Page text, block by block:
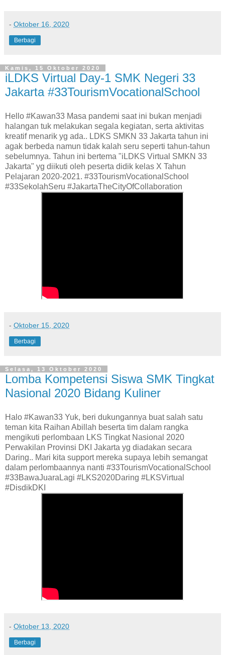
- Oktober 16, 2020
Berbagi
Kamis, 15 Oktober 2020
iLDKS Virtual Day-1 SMK Negeri 33
Jakarta #33TourismVocationalSchool
Hello #Kawan33 Masa pandemi saat ini bukan menjadi
halangan tuk melakukan segala kegiatan, serta aktivitas
kreatif menarik yg ada.. LDKS SMKN 33 Jakarta tahun ini
agak berbeda namun tidak kalah seru seperti tahun-tahun
sebelumnya. Tahun ini bertema "iLDKS Virtual SMKN 33
Jakarta" yg diikuti oleh peserta didik kelas X Tahun
Pelajaran 2020-2021. #33TourismVocationalSchool
#33SekolahSeru #JakartaTheCityOfCollaboration
- Oktober 15, 2020
Berbagi
Selasa, 13 Oktober 2020
Lomba Kompetensi Siswa SMK Tingkat
Nasional 2020 Bidang Kuliner
Halo #Kawan33 Yuk, beri dukungannya buat salah satu
teman kita Raihan Abillah beserta tim dalam rangka
mengikuti perlombaan LKS Tingkat Nasional 2020
Perwakilan Provinsi DKI Jakarta yg diadakan secara
Daring.. Mari kita support mereka supaya lebih semangat
dalam perlombaannya nanti #33TourismVocationalSchool
#33BawaJuaraLagi #LKS2020Daring #LKSVirtual
#DisdikDKI
- Oktober 13, 2020
Berbagi